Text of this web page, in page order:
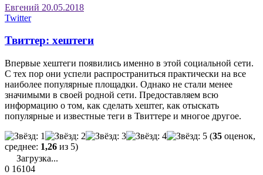
Евгений 20.05.2018
Twitter
Твиттер: хештеги
Впервые хештеги появились именно в этой социальной сети.
С тех пор они успели распространиться практически на все
наиболее популярные площадки. Однако не стали менее
значимыми в своей родной сети. Предоставляем всю
информацию о том, как сделать хештег, как отыскать
популярные и известные теги в Твиттере и многое другое.
(35 оценок,
среднее: 1,26 из 5)
Загрузка...
0 16104